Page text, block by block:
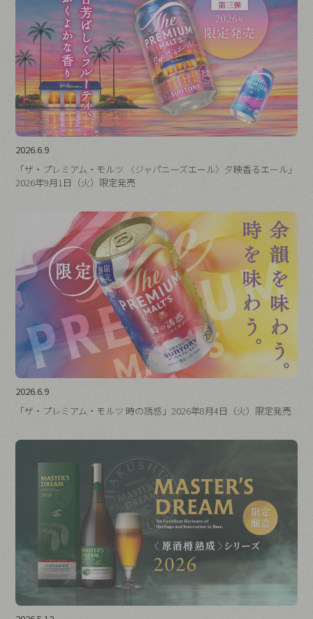
2026.6.9
「ザ・プレミアム・モルツ 〈ジャパニーズエール〉夕映香るエール」
2026年9月1日（火）限定発売
2026.6.9
「ザ・プレミアム・モルツ 時の誘惑」2026年8月4日（火）限定発売